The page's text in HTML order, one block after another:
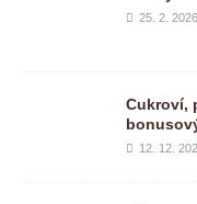
25. 2. 2026
Cukroví,
12. 12.